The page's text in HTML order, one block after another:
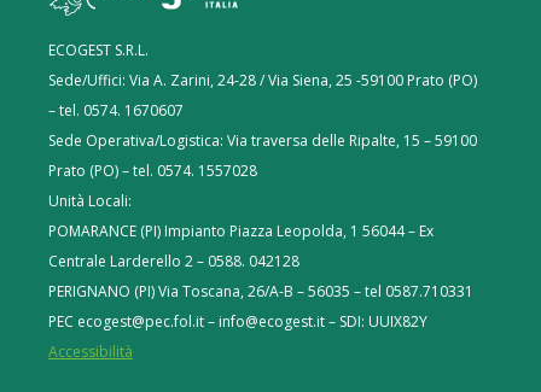
ECOGEST S.R.L.
Sede/Uffici: Via A. Zarini, 24-28 / Via Siena, 25 -59100 Prato (PO)
– tel. 0574. 1670607
Sede Operativa/Logistica: Via traversa delle Ripalte, 15 – 59100
Prato (PO) – tel. 0574. 1557028
Unità Locali:
POMARANCE (PI) Impianto Piazza Leopolda, 1 56044 – Ex
Centrale Larderello 2 – 0588. 042128
PERIGNANO (PI) Via Toscana, 26/A-B – 56035 – tel 0587.710331
PEC ecogest@pec.fol.it – info@ecogest.it – SDI: UUIX82Y
Accessibilità